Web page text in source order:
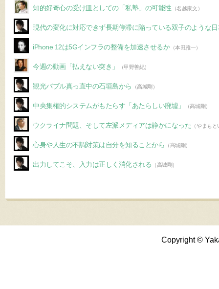
知的好奇心の受け皿としての「私塾」の可能性 （名越康文）
現代の変化に対応できず長期停滞に陥っている双子のような
iPhone 12は5Gインフラの整備を加速させるか（本田雅一）
今週の動画「払えない突き」 （甲野善紀）
観光バブル真っ直中の石垣島から （高城剛）
中央集権的システムがもたらす「あたらしい廃墟」 （高城剛）
ウクライナ問題、そして左派メディアは静かになった （やまも
心身や人生の不調対策は自分を知ることから （高城剛）
出力してこそ、入力は正しく消化される （高城剛）
Copyright ©